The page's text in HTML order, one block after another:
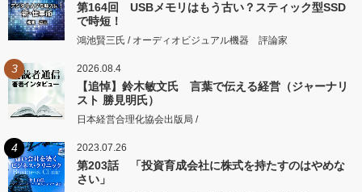
第164回 USBメモリはもう古い？スティック型SSD
で時短！
鴻池賢三氏 / オーディオビジュアル機器 評論家
3 2026.08.4
【追悼】鈴木敏文氏 言葉で伝える経営（ジャーナリ
スト 勝見明氏）
日本経営合理化協会出版局 /
4 2023.07.26
第203話 「投資育成会社に株式を持たすのはやめな
さい」